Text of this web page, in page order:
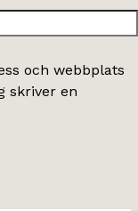
och webbplats
skriver en